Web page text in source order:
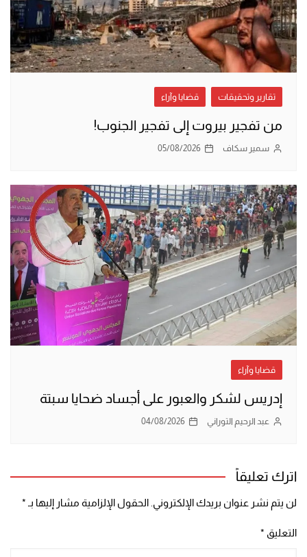
تقارير وتحقيقات قضايا وآراء
من تفجير بيروت إلى تفجير الجنوب!
سمير سكاف 05/08/2026
قضايا وآراء
إدريس لشكر والعبور على أجساد ضحايا سبتة
عبد الرحيم التوراني 04/08/2026
اترك تعليقاً
لن يتم نشر عنوان بريدك الإلكتروني.الحقول الإلزامية مشار إليها بـ *
التعليق *